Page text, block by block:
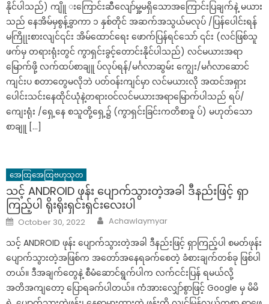
နိုင်ပါသည်) ကျိူ းကြောင်းဆီလျော်မှု့မရှိသောအကြောင်းပြချက်နဲ့ မယား
သည် နေအိမ်မှစွန့်ခွာကာ ၁ နှစ်တိုင် အဆက်အသွယ်မလုပ် /ပြန်ပေါင်းရန်
မကြိုုးစားလျင်၎င်း အိမ်ထောင်ရေး ဖောက်ပြန်ရင်သော် ၎င်း (လင်ဖြစ်သူ
ဖက်မှ တရားရုံးတွင် ကွာရှင်းခွင့်တောင်းနိုင်ပါသည်) လင်မယားအရာ
မြောက်ဖို့ လက်ထပ်စာချူ ပ်လုပ်ရန်/မင်္ဂလာဆွမ်း ကျွေး/မင်္ဂလာဆောင်
ကျင်းပ စတာတွေမလိုဘဲ ပတ်ဝန်းကျင်မှာ လင်မယားလို အထင်အရှား
ပေါင်းသင်းနေထိုင်ယုံနဲ့တရားဝင်လင်မယားအရာမြောက်ပါသည် ရပ်/
ကျေးရုံး /ရှေ့နေ စသူတို့ရှေ့၌ (ကွာရှင်းခြင်းကတိစာခူ ပ်) မဟုတ်သော
စာချူ […]
အေထြအေထြဗဟုသုတ
သင့် ANDROID ဖုန်း ပျောက်သွားတဲ့အခါ ဒီနည်းဖြင့် ရှာ
ကြည့်ပါ ရိုးရိုးရှင်းရှင်းလေးပါ
Posted
on
October 30, 2022 Author
Achawlaymyar
သင့် ANDROID ဖုန်း ပျောက်သွားတဲ့အခါ ဒီနည်းဖြင့် ရှာကြည့်ပါ စမတ်ဖုန်း
ပျောက်သွားတဲ့အဖြစ်က အတော်အနေရခက်စေတဲ့ ခံစားချက်တစ်ခု ဖြစ်ပါ
တယ်။ ဒီအချက်တွေနဲ့ စီမံဆောင်ရွက်ပါက လက်ငင်းပြန် ရမယ်လို့
အတိအကျတော့ ပြောရခက်ပါတယ်။ ကံအားလျှော်စွာဖြင့် Google မှ မိမိ